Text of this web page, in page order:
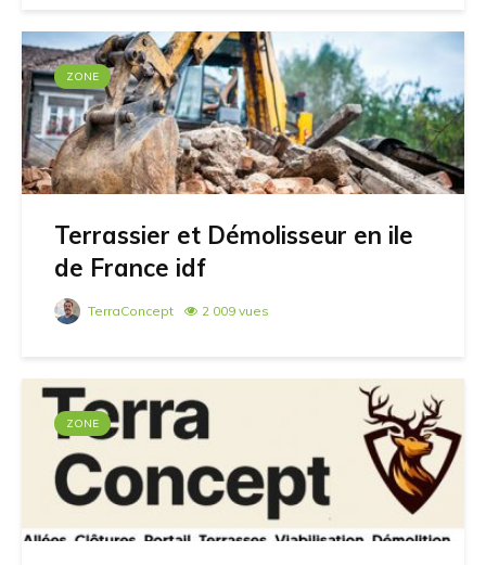
ZONE
Terrassier et Démolisseur en ile
de France idf
TerraConcept 2 009 vues
ZONE